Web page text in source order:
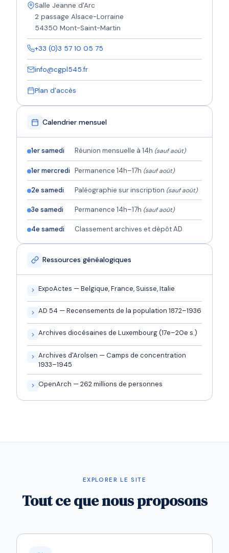
Salle Jeanne d'Arc
2 passage Alsace-Lorraine
54350 Mont-Saint-Martin
+33 (0)3 57 10 05 75
info@cgpl545.fr
Plan d'accès
Calendrier mensuel
1er samedi Réunion mensuelle à 14h (sauf août)
1er mercredi Permanence 14h–17h (sauf août)
2e samedi Paléographie sur inscription (sauf août)
3e samedi Permanence 14h–17h (sauf août)
4e samedi Classement archives et dépôt AD
Ressources généalogiques
ExpoActes — Belgique, France, Suisse, Italie
AD 54 — Recensements de la population 1872–1936
Archives diocésaines de Luxembourg (17e–20e s.)
Archives d'Arolsen — Camps de concentration
1933–1945
OpenArch — 262 millions de personnes
EXPLORER LE SITE
Tout ce que nous proposons